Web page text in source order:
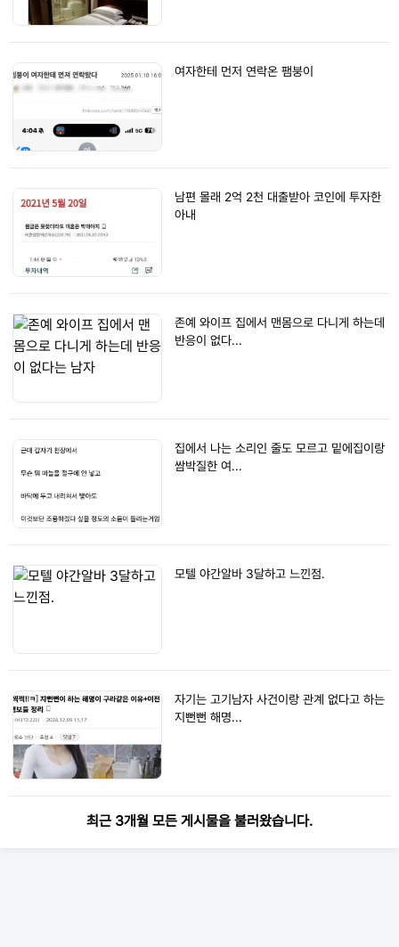
여자한테 먼저 연락온 팸붕이
남편 몰래 2억 2천 대출받아 코인에 투자한
아내
존예 와이프 집에서 맨몸으로 다니게 하는데
반응이 없다...
집에서 나는 소리인 줄도 모르고 밑에집이랑
쌈박질한 여...
모텔 야간알바 3달하고 느낀점.
자기는 고기남자 사건이랑 관계 없다고 하는
지뻔뻔 해명...
최근 3개월 모든 게시물을 불러왔습니다.